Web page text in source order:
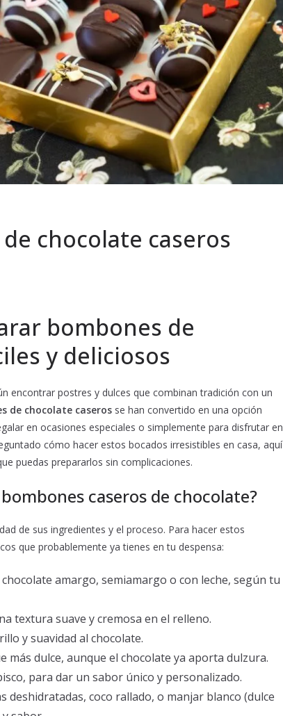
chocolate caseros
bombones de
y deliciosos
encontrar postres y dulces que combinan tradición con un
de chocolate caseros se han convertido en una opción
en ocasiones especiales o simplemente para disfrutar en
cómo hacer estos bocados irresistibles en casa, aquí
puedas prepararlos sin complicaciones.
caseros de chocolate?
de sus ingredientes y el proceso. Para hacer estos
que probablemente ya tienes en tu despensa:
amargo, semiamargo o con leche, según tu
textura suave y cremosa en el relleno.
y suavidad al chocolate.
más dulce, aunque el chocolate ya aporta dulzura.
para dar un sabor único y personalizado.
deshidratadas, coco rallado, o manjar blanco (dulce